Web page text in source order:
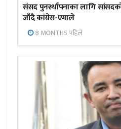
संसद पुनर्स्थापनाका लागि
जाँदै कांग्रेस-एमाले
8 MONTHS पहिले